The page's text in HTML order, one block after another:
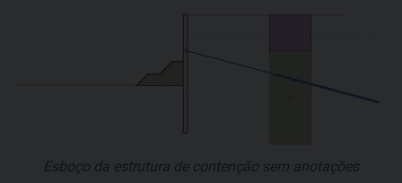
Esboço da estrutura de contenção sem anotações